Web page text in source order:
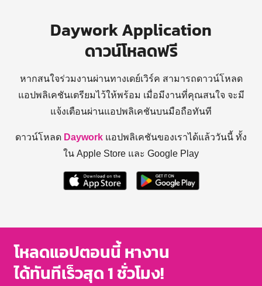
Daywork Application
ดาวน์โหลดฟรี
หากสนใจร่วมงานผ่านทางเดย์เวิร์ค สามารถดาวน์โหลด
แอปพลิเคชันเตรียมไว้ให้พร้อม เมื่อมีงานที่คุณสนใจ จะมี
แจ้งเตือนผ่านแอปพลิเคชันบนมือถือทันที
ดาวน์โหลด Daywork แอปพลิเคชันของเราได้แล้ววันนี้ ทั้ง
ใน Apple Store และ Google Play
โหลดแอปตอนนี้ หางาน
ได้ทันทีเร็วสุด 1 ชั่วโมง!